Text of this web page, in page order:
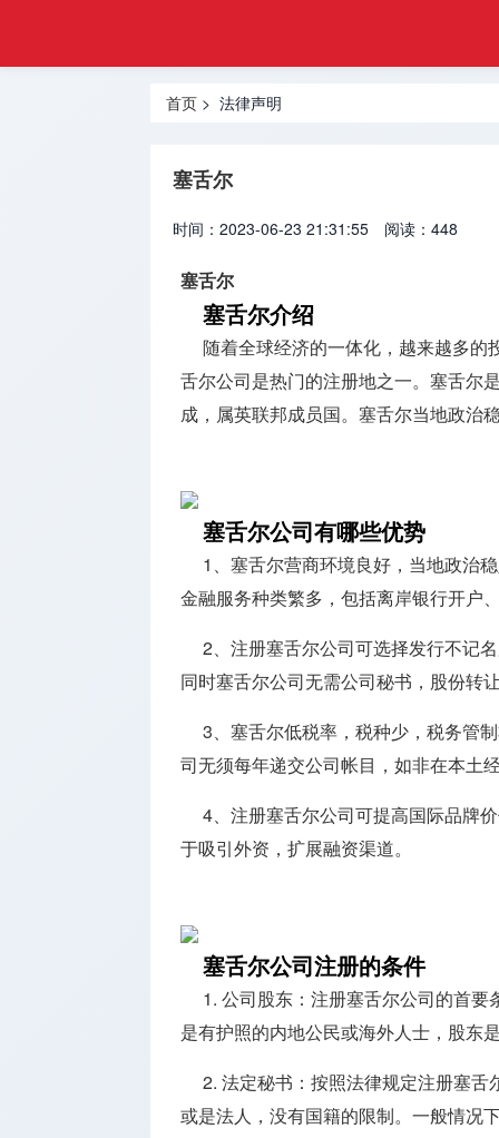
移民
投资移民
创业移民
买房移民
技术移民
跨境服务
留学服务
首页 > 法律声明
塞舌尔
时间：2023-06-23 21:31:55 阅读：448
塞舌尔
塞舌尔介绍
随着全球经济的一体化，越来越多的
舌尔公司是热门的注册地之一。塞舌尔
成，属英联邦成员国。塞舌尔当地政治
塞舌尔公司有哪些优势
1、塞舌尔营商环境良好，当地政治
金融服务种类繁多，包括离岸银行开户
2、注册塞舌尔公司可选择发行不记
同时塞舌尔公司无需公司秘书，股份转
3、塞舌尔低税率，税种少，税务管
司无须每年递交公司帐目，如非在本土
4、注册塞舌尔公司可提高国际品牌
于吸引外资，扩展融资渠道。
塞舌尔公司注册的条件
1. 公司股东：注册塞舌尔公司的首
是有护照的内地公民或海外人士，股东
2. 法定秘书：按照法律规定注册塞
或是法人，没有国籍的限制。一般情况